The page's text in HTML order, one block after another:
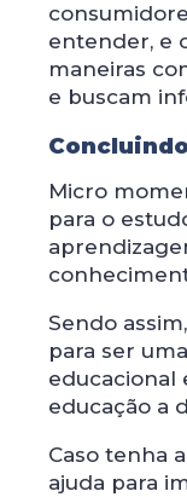
entender, e
maneiras
e buscam
Micro
para o
Sendo assim,
para ser
educacional
educação a
Caso tenha
ajuda para